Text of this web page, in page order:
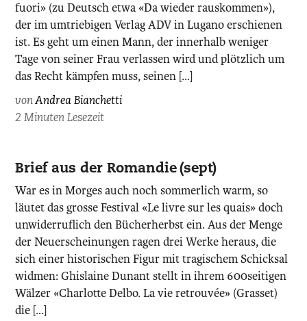
fuori» (zu Deutsch etwa «Da wieder rauskommen»),
der im umtriebigen Verlag ADV in Lugano erschienen
ist. Es geht um einen Mann, der innerhalb weniger
Tage von seiner Frau verlassen wird und plötzlich um
das Recht kämpfen muss, seinen […]
vonAndrea Bianchetti
2 Minuten Lesezeit
Brief aus der Romandie (sept)
War es in Morges auch noch sommerlich warm, so
läutet das grosse Festival «Le livre sur les quais» doch
unwiderruflich den Bücherherbst ein. Aus der Menge
der Neuerscheinungen ragen drei Werke heraus, die
sich einer historischen Figur mit tragischem Schicksal
widmen: Ghislaine Dunant stellt in ihrem 600seitigen
Wälzer «Charlotte Delbo. La vie retrouvée» (Grasset)
die […]